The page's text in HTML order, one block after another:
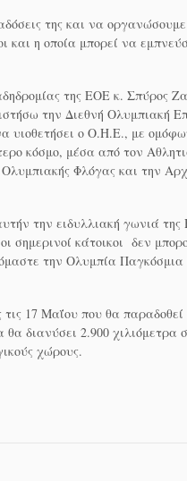
της και να
η οποία μπορεί να
της ΕΟΕ κ. Σπύρος
την Διεθνή Ολυμπιακή
υιοθετήσει ο Ο.Η.Ε., με
κόσμο, μέσα από τον
Φλόγας και την
την ειδυλλιακή γωνιά της
σημερινοί κάτοικοι δεν
την Ολυμπία
17 Μαΐου που θα
διανύσει 2.900 χιλιόμετρα
χώρους.